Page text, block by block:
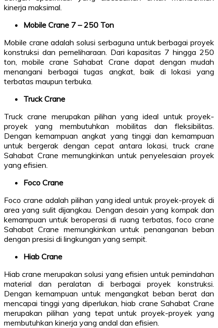
kinerja maksimal.
Mobile Crane 7 – 250 Ton
Mobile crane adalah solusi serbaguna untuk berbagai proyek
konstruksi dan pemeliharaan. Dari kapasitas 7 hingga 250
ton, mobile crane Sahabat Crane dapat dengan mudah
menangani berbagai tugas angkat, baik di lokasi yang
terbatas maupun terbuka.
Truck Crane
Truck crane merupakan pilihan yang ideal untuk proyek-
proyek yang membutuhkan mobilitas dan fleksibilitas.
Dengan kemampuan angkat yang tinggi dan kemampuan
untuk bergerak dengan cepat antara lokasi, truck crane
Sahabat Crane memungkinkan untuk penyelesaian proyek
yang efisien.
Foco Crane
Foco crane adalah pilihan yang ideal untuk proyek-proyek di
area yang sulit dijangkau. Dengan desain yang kompak dan
kemampuan untuk beroperasi di ruang terbatas, foco crane
Sahabat Crane memungkinkan untuk penanganan beban
dengan presisi di lingkungan yang sempit.
Hiab Crane
Hiab crane merupakan solusi yang efisien untuk pemindahan
material dan peralatan di berbagai proyek konstruksi.
Dengan kemampuan untuk mengangkat beban berat dan
mencapai tinggi yang diperlukan, hiab crane Sahabat Crane
merupakan pilihan yang tepat untuk proyek-proyek yang
membutuhkan kinerja yang andal dan efisien.